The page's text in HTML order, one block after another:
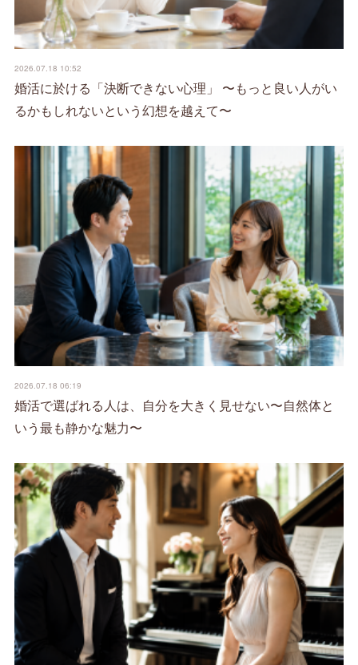
2026.07.18 10:52
婚活に於ける「決断できない心理」 〜もっと良い人がい
るかもしれないという幻想を越えて〜
2026.07.18 06:19
婚活で選ばれる人は、自分を大きく見せない〜自然体と
いう最も静かな魅力〜